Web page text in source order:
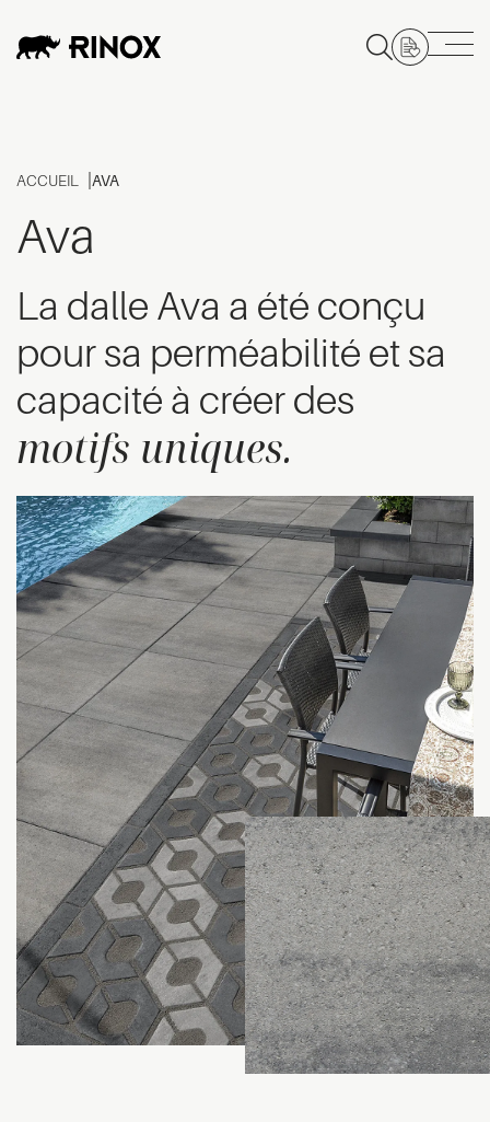
ACCUEIL AVA
Ava
La dalle Ava a été conçu
pour sa perméabilité et sa
capacité à créer des
motifs uniques.